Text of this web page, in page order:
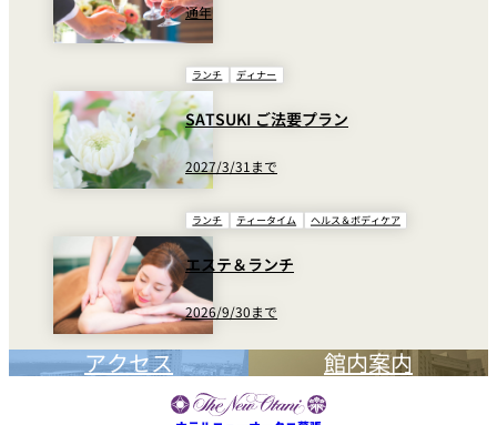
通年
ランチ ディナー
SATSUKI ご法要プラン
2027/3/31まで
ランチ ティータイム ヘルス＆ボディケア
エステ＆ランチ
2026/9/30まで
アクセス 館内案内